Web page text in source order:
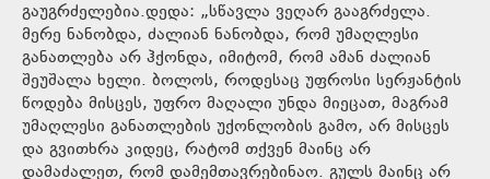
გაუგრძელებია.დედა: „სწავლა ვეღარ გააგრძელა.
მერე ნანობდა, ძალიან ნანობდა, რომ უმაღლესი
განათლება არ ჰქონდა, იმიტომ, რომ ამან ძალიან
შეუშალა ხელი. ბოლოს, როდესაც უფროსი სერჟანტის
წოდება მისცეს, უფრო მაღალი უნდა მიეცათ, მაგრამ
უმაღლესი განათლების უქონლობის გამო, არ მისცეს
და გვითხრა კიდეც, რატომ თქვენ მაინც არ
დამაძალეთ, რომ დამემთავრებინაო. გულს მაინც არ